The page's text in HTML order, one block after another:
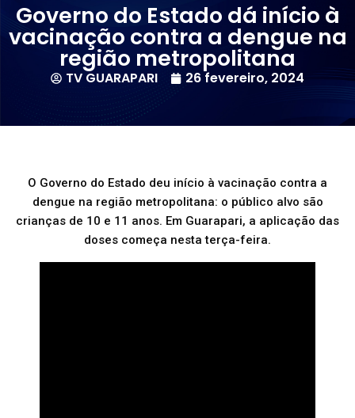
Governo do Estado dá início à
vacinação contra a dengue na
região metropolitana
TV GUARAPARI 26 fevereiro, 2024
O Governo do Estado deu início à vacinação contra a
dengue na região metropolitana: o público alvo são
crianças de 10 e 11 anos. Em Guarapari, a aplicação das
doses começa nesta terça-feira.